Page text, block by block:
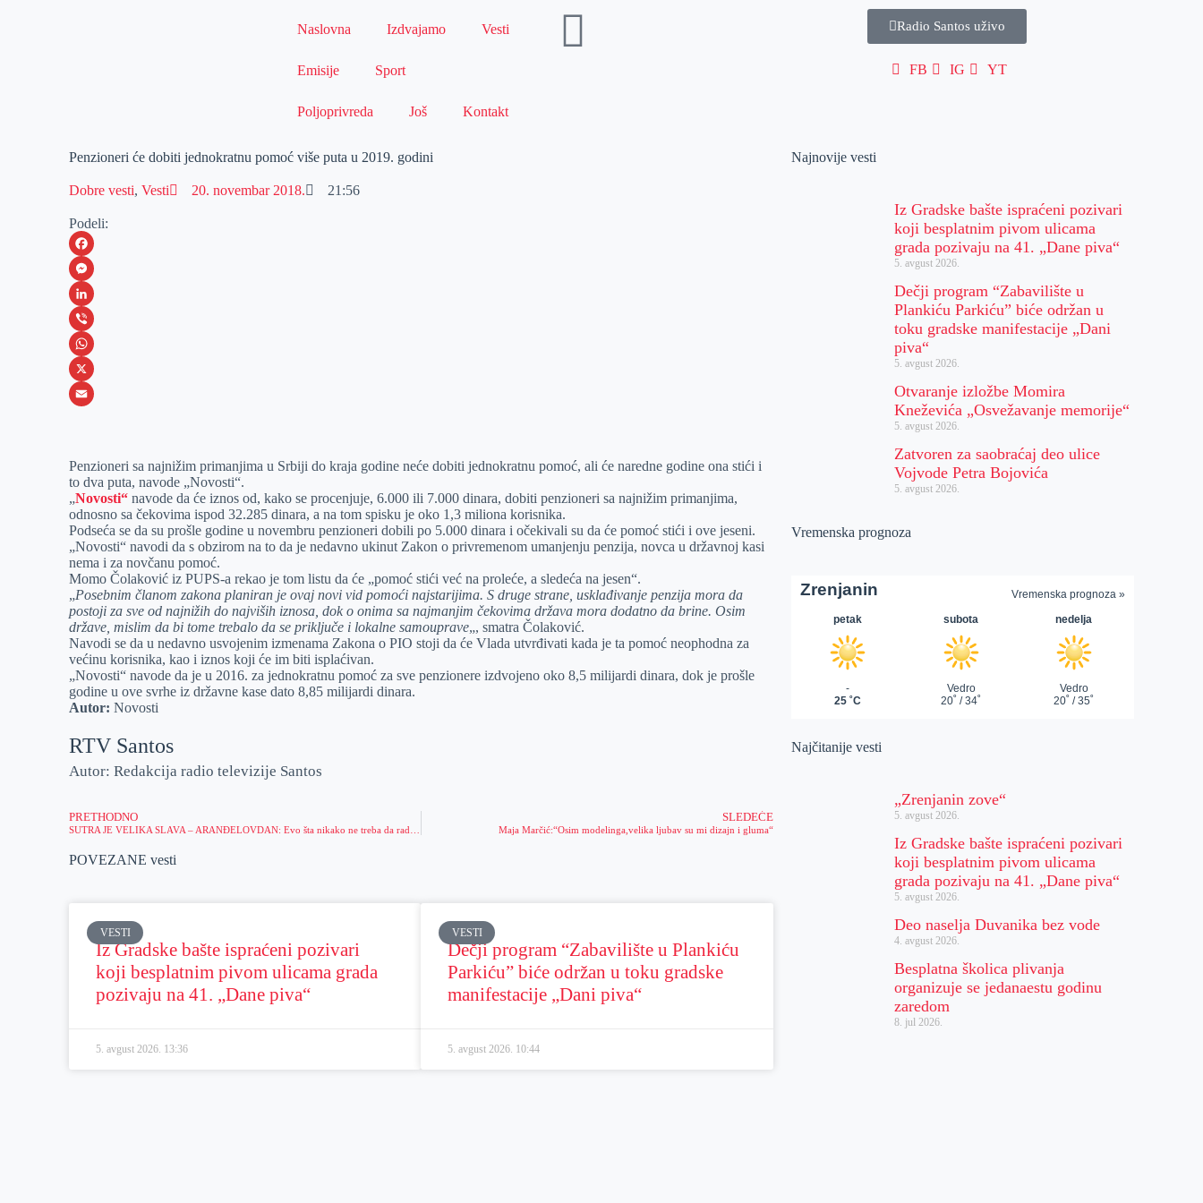
Naslovna Izdvajamo Vesti
Emisije Sport
Poljoprivreda Još Kontakt
Radio Santos uživo
FB IG YT
Penzioneri će dobiti jednokratnu pomoć više puta u 2019. godini
Dobre vesti,Vesti 20. novembar 2018. 21:56
Podeli:
F
a
c
e
b
o
M
e
s
s
e
e
L
i
n
k
I
n
V
i
b
W
h
s
A
p
p
X
a
l
Penzioneri sa najnižim primanjima u Srbiji do kraja godine neće dobiti jednokratnu pomoć, ali će naredne godine ona stići i
to dva puta, navode „Novosti“.
„Novosti“ navode da će iznos od, kako se procenjuje, 6.000 ili 7.000 dinara, dobiti penzioneri sa najnižim primanjima,
odnosno sa čekovima ispod 32.285 dinara, a na tom spisku je oko 1,3 miliona korisnika.
Podseća se da su prošle godine u novembru penzioneri dobili po 5.000 dinara i očekivali su da će pomoć stići i ove jeseni.
„Novosti“ navodi da s obzirom na to da je nedavno ukinut Zakon o privremenom umanjenju penzija, novca u državnoj kasi
nema i za novčanu pomoć.
Momo Čolaković iz PUPS-a rekao je tom listu da će „pomoć stići već na proleće, a sledeća na jesen“.
„Posebnim članom zakona planiran je ovaj novi vid pomoći najstarijima. S druge strane, usklađivanje penzija mora da
postoji za sve od najnižih do najviših iznosa, dok o onima sa najmanjim čekovima država mora dodatno da brine. Osim
države, mislim da bi tome trebalo da se priključe i lokalne samouprave„, smatra Čolaković.
Navodi se da u nedavno usvojenim izmenama Zakona o PIO stoji da će Vlada utvrđivati kada je ta pomoć neophodna za
većinu korisnika, kao i iznos koji će im biti isplaćivan.
„Novosti“ navode da je u 2016. za jednokratnu pomoć za sve penzionere izdvojeno oko 8,5 milijardi dinara, dok je prošle
godine u ove svrhe iz državne kase dato 8,85 milijardi dinara.
Autor:Novosti
RTV Santos
Autor: Redakcija radio televizije Santos
PRETHODNO SLEDEĆE
Maja Marčić:“Osim modelinga,velika ljubav su mi dizajn i gluma“
POVEZANE vesti
VESTI
Iz Gradske bašte ispraćeni pozivari
koji besplatnim pivom ulicama grada
pozivaju na 41. „Dane piva“
5. avgust 2026. 13:36
VESTI
Dečji program “Zabavilište u Plankiću
Parkiću” biće održan u toku gradske
manifestacije „Dani piva“
5. avgust 2026. 10:44
Najnovije vesti
Iz Gradske bašte ispraćeni pozivari
koji besplatnim pivom ulicama
grada pozivaju na 41. „Dane piva“
5. avgust 2026.
Dečji program “Zabavilište u
Plankiću Parkiću” biće održan u
toku gradske manifestacije „Dani
piva“
5. avgust 2026.
Otvaranje izložbe Momira
Kneževića „Osvežavanje memorije“
5. avgust 2026.
Zatvoren za saobraćaj deo ulice
Vojvode Petra Bojovića
5. avgust 2026.
Vremenska prognoza
Najčitanije vesti
„Zrenjanin zove“
5. avgust 2026.
Iz Gradske bašte ispraćeni pozivari
koji besplatnim pivom ulicama
grada pozivaju na 41. „Dane piva“
5. avgust 2026.
Deo naselja Duvanika bez vode
4. avgust 2026.
Besplatna školica plivanja
organizuje se jedanaestu godinu
zaredom
8. jul 2026.